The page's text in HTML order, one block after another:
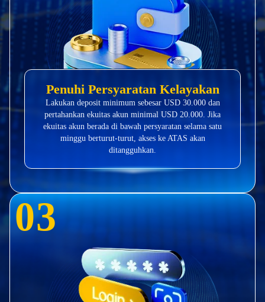
Penuhi Persyaratan Kelayakan
Lakukan deposit minimum sebesar USD 30.000 dan
pertahankan ekuitas akun minimal USD 20.000. Jika
ekuitas akun berada di bawah persyaratan selama satu
minggu berturut-turut, akses ke ATAS akan
ditangguhkan.
03